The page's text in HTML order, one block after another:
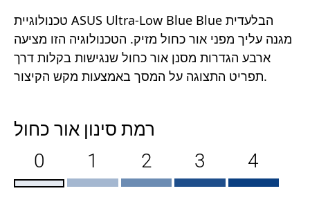
טכנולוגיית ASUS Ultra-Low Blue Blue הבלעדית
מגנה עליך מפני אור כחול מזיק. הטכנולוגיה הזו מציעה
ארבע הגדרות מסנן אור כחול שנגישות בקלות דרך
תפריט התצוגה על המסך באמצעות מקש הקיצור.
רמת סינון אור כחול
0 1 2 3 4